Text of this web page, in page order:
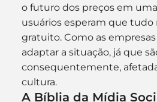
o futuro dos preços em
usuários esperam que tudo
gratuito. Como as
adaptar a situação, já que
consequentemente,
cultura.
A Bíblia da Mídia